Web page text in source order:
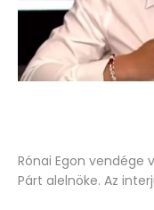
Rónai Egon vendége
Párt alelnöke. Az